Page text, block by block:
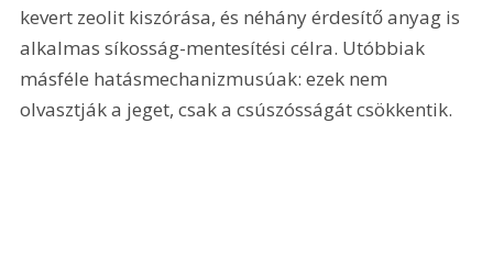
kevert zeolit kiszórása, és néhány érdesítő anyag is
alkalmas síkosság-mentesítési célra. Utóbbiak
másféle hatásmechanizmusúak: ezek nem
olvasztják a jeget, csak a csúszósságát csökkentik.